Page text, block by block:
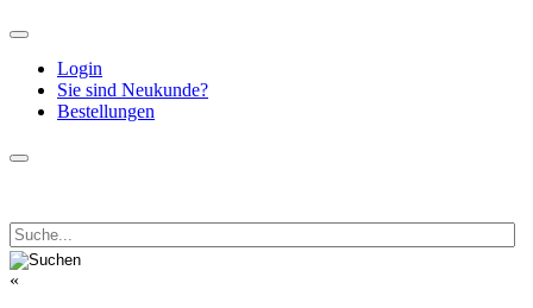
Login
Sie sind Neukunde?
Bestellungen
«